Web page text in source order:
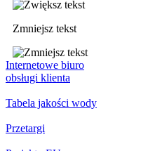
Zmniejsz tekst
Internetowe biuro
obsługi klienta
Tabela jakości wody
Przetargi